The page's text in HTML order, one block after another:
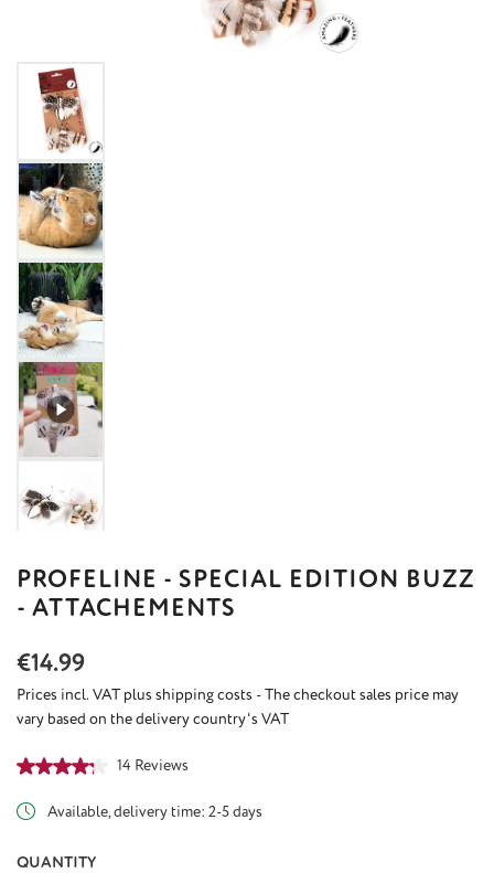
PROFELINE - SPECIAL EDITION BUZZ
- ATTACHEMENTS
Regular price:
€14.99
Prices incl. VAT plus shipping costs - The checkout sales price may
vary based on the delivery country's VAT
Average rating of 4.29 out of 5 stars
14 Reviews
Available, delivery time: 2-5 days
QUANTITY